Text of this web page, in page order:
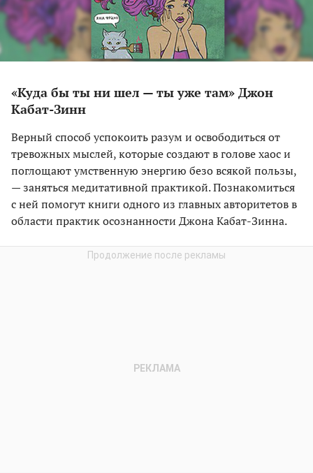
«Куда бы ты ни шел — ты уже там» Джон
Кабат-Зинн
Верный способ успокоить разум и освободиться от
тревожных мыслей, которые создают в голове хаос и
поглощают умственную энергию безо всякой пользы,
— заняться медитативной практикой. Познакомиться
с ней помогут книги одного из главных авторитетов в
области практик осознанности Джона Кабат-Зинна.